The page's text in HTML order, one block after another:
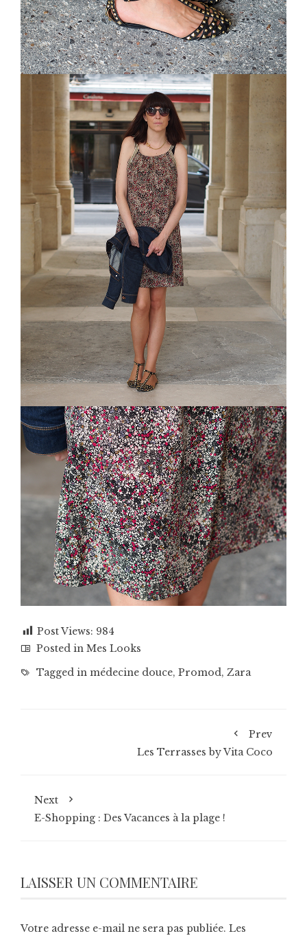
Post Views: 984
Posted in Mes Looks
Tagged in médecine douce, Promod, Zara
Prev
Les Terrasses by Vita Coco
Next
E-Shopping : Des Vacances à la plage !
LAISSER UN COMMENTAIRE
Votre adresse e-mail ne sera pas publiée. Les